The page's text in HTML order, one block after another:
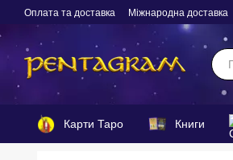
Перейти до основного контенту
Оплата та доставка Міжнародна доставка
Карти Таро Книги